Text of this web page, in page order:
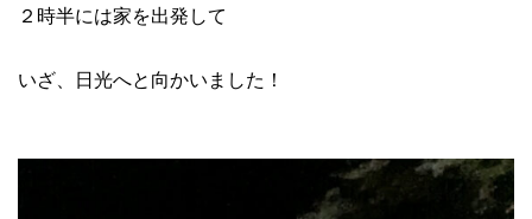
２時半には家を出発して
いざ、日光へと向かいました！